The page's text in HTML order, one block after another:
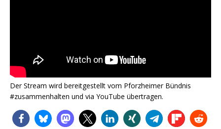
Der Stream wird bereitgestellt vom Pforzheimer Bündnis
#zusammenhalten und via YouTube übertragen.